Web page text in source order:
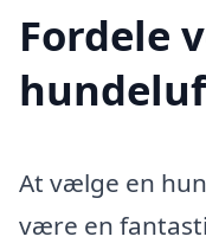
Fordele
At vælge en
være en